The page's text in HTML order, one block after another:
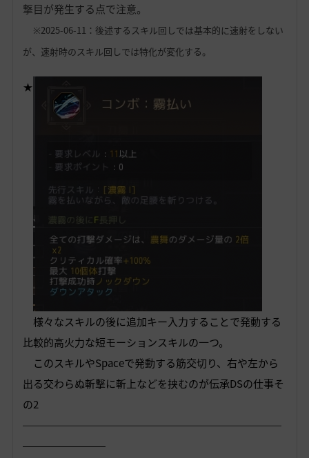
撃目が発生する点で注意。
※2025-06-11：後述するスキル回しでは基本的に速射をしない
が、速射時のスキル回しでは特化が変化する。
★
様々なスキルの後に追加キー入力することで発動する
比較的高火力な短モーションスキルの一つ。
このスキルやSpaceで発動する筋交切り、右や左から
出る交わらぬ斬撃に斬上などを挟むのが伝承DSの仕事そ
の2
―――――――――――――――――――――――――
――――――――